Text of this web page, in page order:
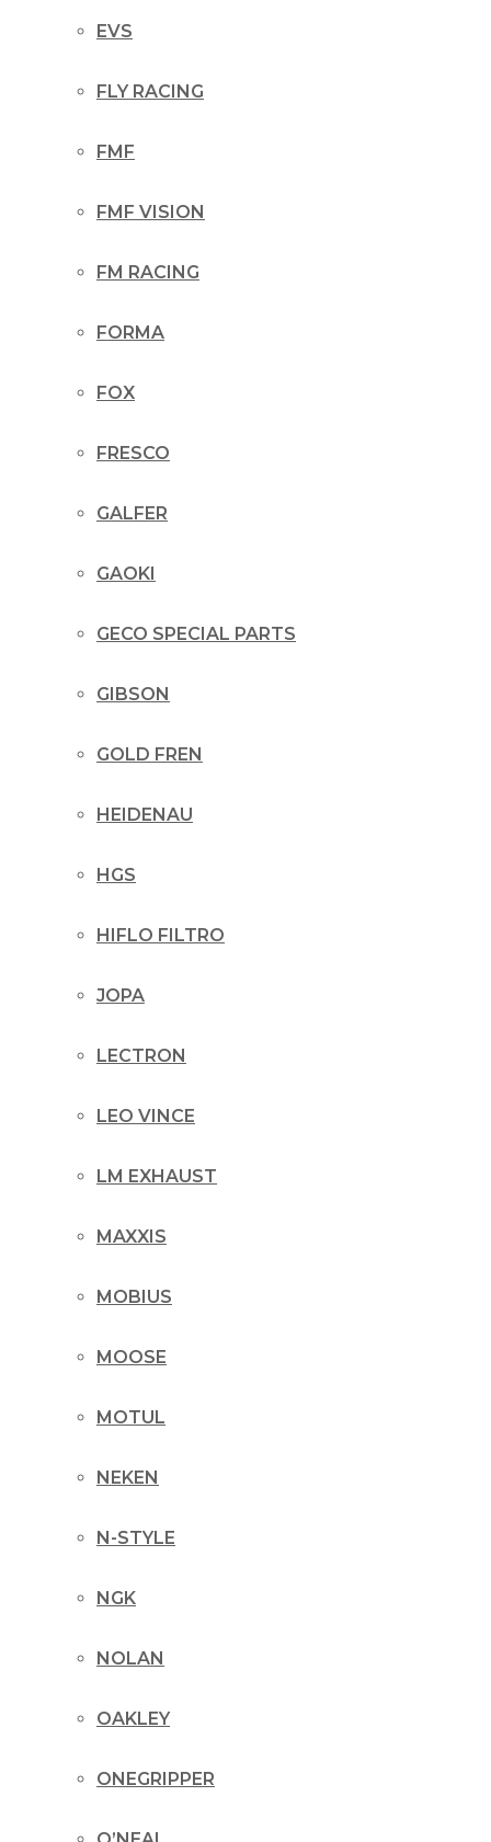
EVS
FLY RACING
FMF
FMF VISION
FM RACING
FORMA
FOX
FRESCO
GALFER
GAOKI
GECO SPECIAL PARTS
GIBSON
GOLD FREN
HEIDENAU
HGS
HIFLO FILTRO
JOPA
LECTRON
LEO VINCE
LM EXHAUST
MAXXIS
MOBIUS
MOOSE
MOTUL
NEKEN
N-STYLE
NGK
NOLAN
OAKLEY
ONEGRIPPER